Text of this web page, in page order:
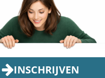
INSCHRIJVEN